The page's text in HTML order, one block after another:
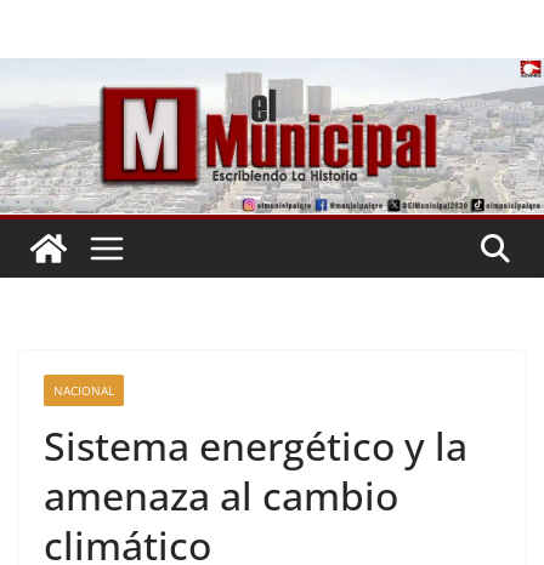
NACIONAL
Sistema energético y la
amenaza al cambio
climático